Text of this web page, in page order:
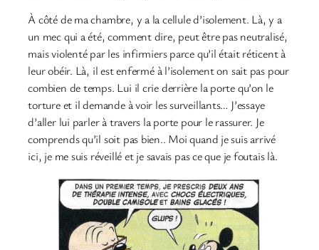
À côté de ma chambre, y a la cellule d’isolement. Là, y a
un mec qui a été, comment dire, peut être pas neutralisé,
mais violenté par les infirmiers parce qu’il était réticent à
leur obéir. Là, il est enfermé à l’isolement on sait pas pour
combien de temps. Lui il crie derrière la porte qu’on le
torture et il demande à voir les surveillants… J’essaye
d’aller lui parler à travers la porte pour le rassurer. Je
comprends qu’il soit pas bien.. Moi quand je suis arrivé
ici, je me suis réveillé et je savais pas ce que je foutais là.